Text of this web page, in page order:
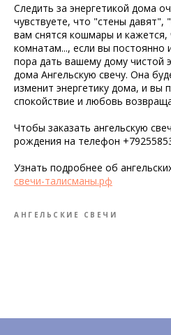
Следить за энергетикой дома
чувствуете, что "стены давят",
вам снятся кошмары и кажется,
комнатам..., если вы постоянно
пора дать вашему дому чистой
дома Ангельскую свечу. Она
изменит энергетику дома, и вы
спокойствие и любовь
Чтобы заказать ангельскую
рождения на телефон
Узнать подробнее об
свечи-талисманы.рф
АНГЕЛЬСКИЕ СВЕЧИ